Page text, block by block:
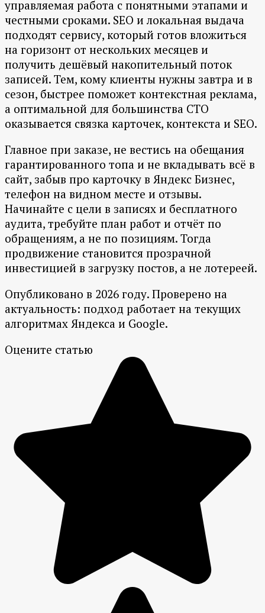
управляемая работа с понятными этапами и
честными сроками. SEO и локальная выдача
подходят сервису, который готов вложиться
на горизонт от нескольких месяцев и
получить дешёвый накопительный поток
записей. Тем, кому клиенты нужны завтра и в
сезон, быстрее поможет контекстная реклама,
а оптимальной для большинства СТО
оказывается связка карточек, контекста и SEO.
Главное при заказе, не вестись на обещания
гарантированного топа и не вкладывать всё в
сайт, забыв про карточку в Яндекс Бизнес,
телефон на видном месте и отзывы.
Начинайте с цели в записях и бесплатного
аудита, требуйте план работ и отчёт по
обращениям, а не по позициям. Тогда
продвижение становится прозрачной
инвестицией в загрузку постов, а не лотереей.
Опубликовано в 2026 году. Проверено на
актуальность: подход работает на текущих
алгоритмах Яндекса и Google.
Оцените статью